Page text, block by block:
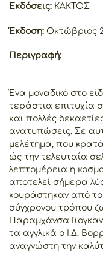
Εκδόσεις: ΚΑΚΤΟΣ
Έκδοση: Οκτώβριος
Περιγραφή:
Ένα μοναδικό στο
τεράστια επιτυχία
και πολλές
ανατυπώσεις. Σε
μελέτημα, που
ώς την τελευταία
λεπτομέρεια η
αποτελεί σήμερα
κουράστηκαν από το
σύγχρονου τρόπου
Παραμχάνσα
τα αγγλικά ο Ι.Δ.
αναγνώστη την